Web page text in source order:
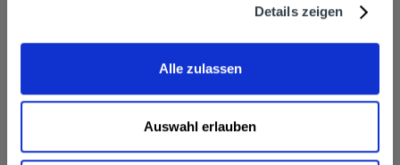
Details zeigen
Alle zulassen
Auswahl erlauben
40,0% vol
Regionen, Städten, Orten und Postleitzahl-Gebieten